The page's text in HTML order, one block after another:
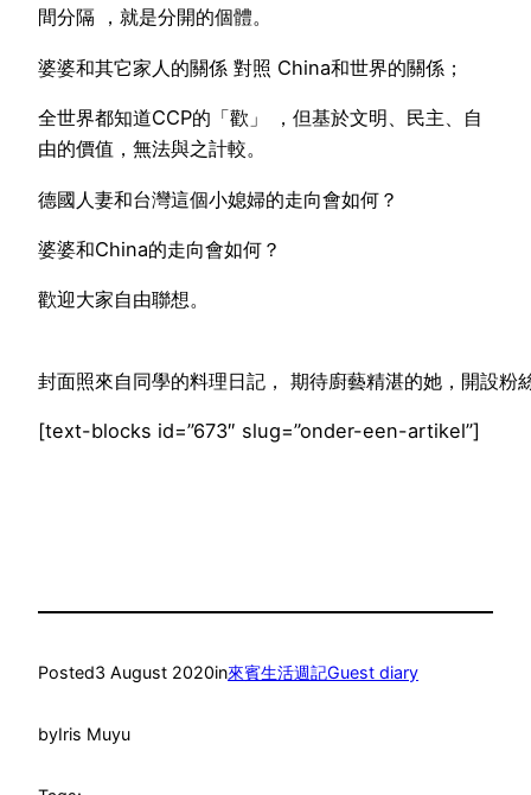
間分隔 ，就是分開的個體。
婆婆和其它家人的關係 對照 China和世界的關係；
全世界都知道CCP的「歡」 ，但基於文明、民主、自
由的價值，無法與之計較。
德國人妻和台灣這個小媳婦的走向會如何？
婆婆和China的走向會如何？
歡迎大家自由聯想。
封面照來自同學的料理日記， 期待廚藝精湛的她，開設粉
[text-blocks id=”673″ slug=”onder-een-artikel”]
Posted3 August 2020in來賓生活週記Guest diary
byIris Muyu